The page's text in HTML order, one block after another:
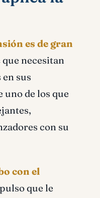
es de gran
necesitan
sus
de los que
con su
con el
que le